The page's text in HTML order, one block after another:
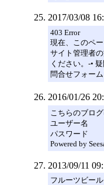
2017/03/08
403 Error
現在、このペ
サイト管理者
ください。-•
問合せフォー
2016/01/26
こちらのブロ
ユーザー名
パスワード
Powered by
2013/09/11
フルーツビール